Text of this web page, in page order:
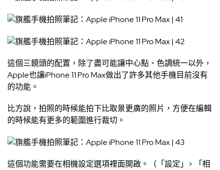
這個三鏡頭的配置，除了盡可能讓中心點、色調統一以外，
Apple也讓iPhone 11 Pro Max做出了許多其他手機目前沒有
的功能。
比方說，拍照的時候能拍下比取景更廣的照片，方便在編輯
的時候能有更多的範圍進行裁切。
這個功能需要在相機設定選項裡面開啟。（「設定」> 「相